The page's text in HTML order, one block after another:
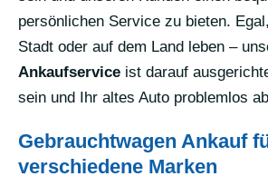
persönlichen Service zu bieten.
Stadt oder auf dem Land leben –
Ankaufservice ist darauf
sein und Ihr altes Auto problemlos
Gebrauchtwagen Ankauf
verschiedene Marken